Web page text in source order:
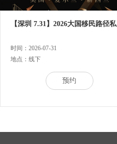
【深圳 7.31】2026大国移民路径私
时间：2026-07-31
地点：线下
预约